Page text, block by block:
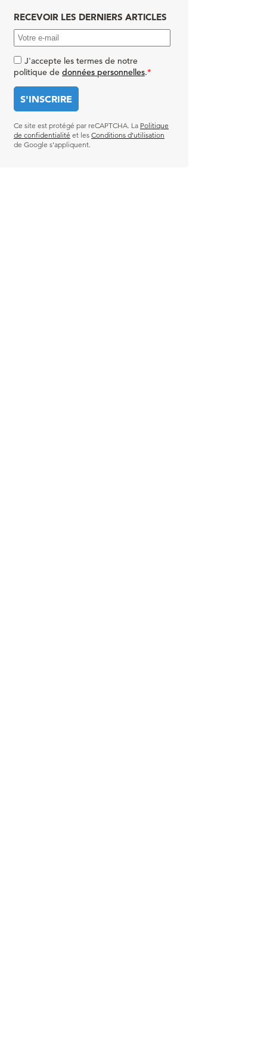
RECEVOIR LES DERNIERS ARTICLES
J'accepte les termes de notre
politique de données personnelles.*
Ce site est protégé par reCAPTCHA. La Politique
de confidentialité et les Conditions d’utilisation
de Google s’appliquent.